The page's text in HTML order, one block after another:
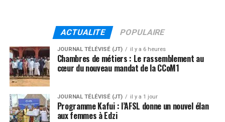
ACTUALITE POPULAIRE
JOURNAL TÉLÉVISÉ (JT) il y a 6 heures
Chambres de métiers : Le rassemblement au
cœur du nouveau mandat de la CCoM1
JOURNAL TÉLÉVISÉ (JT) il y a 1 jour
Programme Kafui : l’AFSL donne un nouvel élan
aux femmes à Edzi